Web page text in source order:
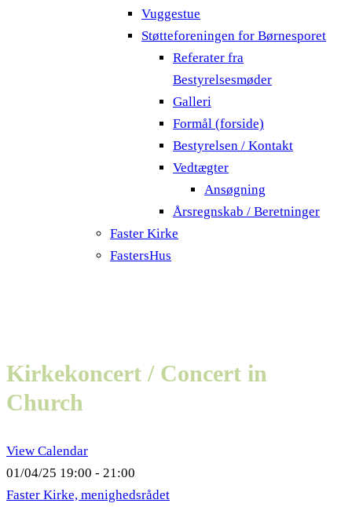
Vuggestue
Støtteforeningen for Børnesporet
Referater fra
Bestyrelsesmøder
Galleri
Formål (forside)
Bestyrelsen / Kontakt
Vedtægter
Ansøgning
Årsregnskab / Beretninger
Faster Kirke
FastersHus
Kirkekoncert / Concert in
Church
View Calendar
01/04/25 19:00 - 21:00
Faster Kirke, menighedsrådet